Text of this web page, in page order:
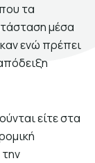
τα
μέσα
ενώ πρέπει
είτε στα